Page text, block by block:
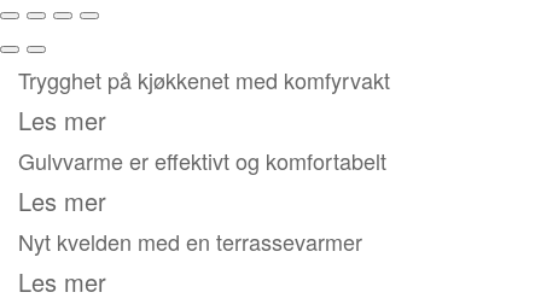
Trygghet på kjøkkenet med komfyrvakt
Les mer
Gulvvarme er effektivt og komfortabelt
Les mer
Nyt kvelden med en terrassevarmer
Les mer